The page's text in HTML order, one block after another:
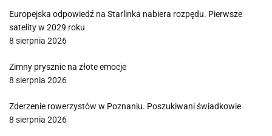
Europejska odpowiedź na Starlinka nabiera rozpędu. Pierwsze
satelity w 2029 roku
8 sierpnia 2026
Zimny prysznic na złote emocje
8 sierpnia 2026
Zderzenie rowerzystów w Poznaniu. Poszukiwani świadkowie
8 sierpnia 2026